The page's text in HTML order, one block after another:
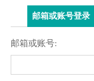
邮箱或账号登录
邮箱或账号: